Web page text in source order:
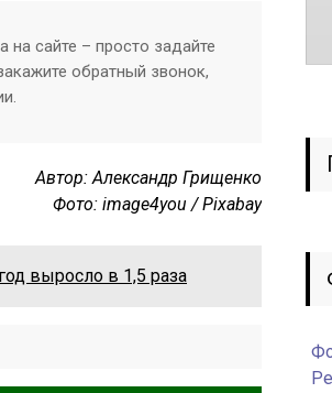
на сайте – просто задайте
обратный звонок,
Автор: Александр Грищенко
Фото: image4you / Pixabay
выросло в 1,5 раза